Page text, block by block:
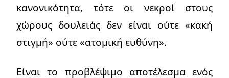
κανονικότητα, τότε οι νεκροί στους
χώρους δουλειάς δεν είναι ούτε «κακή
στιγμή» ούτε «ατομική ευθύνη».
Είναι το προβλέψιμο αποτέλεσμα ενός